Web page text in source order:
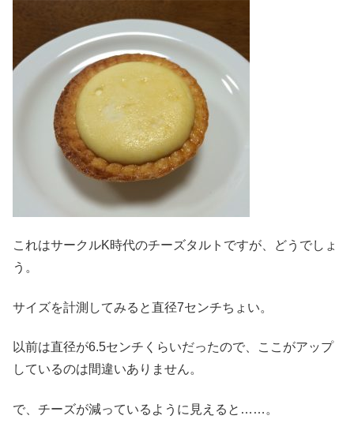
これはサークルK時代のチーズタルトですが、どうでしょ
う。
サイズを計測してみると直径7センチちょい。
以前は直径が6.5センチくらいだったので、ここがアップ
しているのは間違いありません。
で、チーズが減っているように見えると……。